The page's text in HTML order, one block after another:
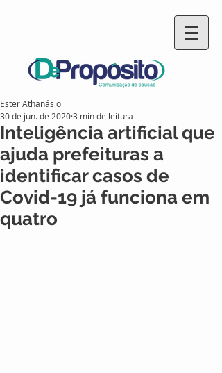
Inteligência artificial que
ajuda prefeituras a
identificar casos de
Covid-19 já funciona em
quatro
Ester Athanásio
30 de jun. de 20203 min de leitura